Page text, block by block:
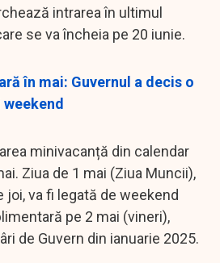
intrarea în ultimul
se va încheia pe 20 iunie.
în mai: Guvernul a decis o
minivacanță din calendar
Ziua de 1 mai (Ziua Muncii),
joi, va fi legată de weekend
pe 2 mai (vineri),
de Guvern din ianuarie 2025.